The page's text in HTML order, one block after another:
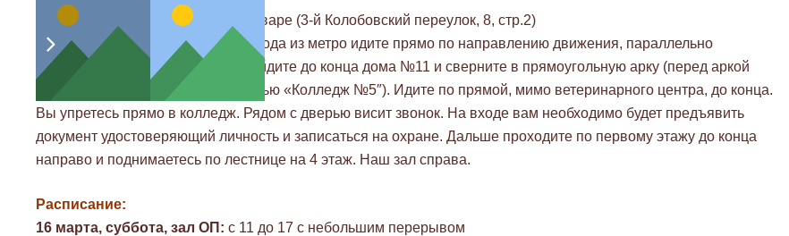
По будням:
зал на Цветном Бульваре (3-й Колобовский переулок, 8, стр.2)
м. «Цветной бульвар». После выхода из метро идите прямо по направлению движения, параллельно
бульвару. Пройдя мимо цирка, дойдите до конца дома №11 и сверните в прямоугольную арку (перед аркой
должен стоять указатель с надписью «Колледж №5″). Идите по прямой, мимо ветеринарного центра, до конца.
Вы упретесь прямо в колледж. Рядом с дверью висит звонок. На входе вам необходимо будет предъявить
документ удостоверяющий личность и записаться на охране. Дальше проходите по первому этажу до конца
направо и поднимаетесь по лестнице на 4 этаж. Наш зал справа.
Расписание:
16 марта, суббота, зал ОП: с 11 до 17 с небольшим перерывом